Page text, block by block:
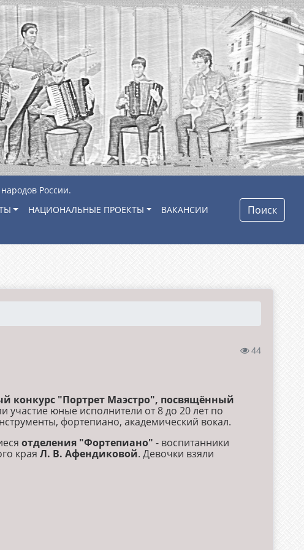
России.
НАЦИОНАЛЬНЫЕ ПРОЕКТЫ
ВАКАНСИИ
Поиск
44
конкурс "Портрет Маэстро", посвящённый
участие юные исполнители от 8 до 20 лет по
фортепиано, академический вокал.
отделения "Фортепиано" - воспитанники
краяЛ. В. Афендиковой. Девочки взяли